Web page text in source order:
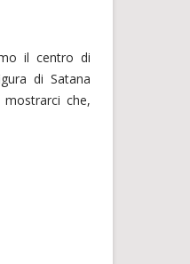
il centro di
di Satana
che,